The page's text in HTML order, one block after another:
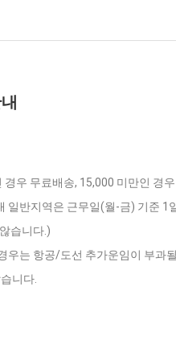
경우 무료배송, 15,000 미만인 경
일반지역은 근무일(월-금) 기준
습니다.)
우는 항공/도선 추가운임이 부과
니다.